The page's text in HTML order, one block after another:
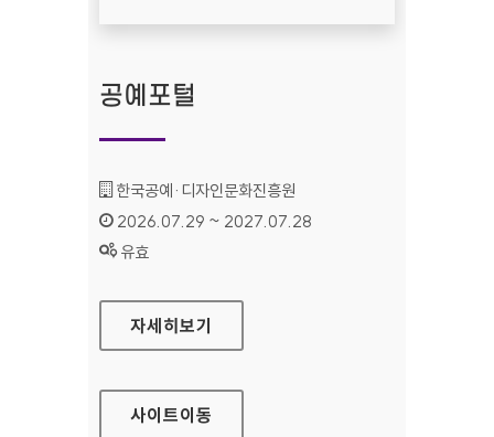
공예포털
기관명 :
한국공예·디자인문화진흥원
인증기간 :
2026.07.29 ~ 2027.07.28
상태 :
유효
공예포털
자세히보기
사이트이동